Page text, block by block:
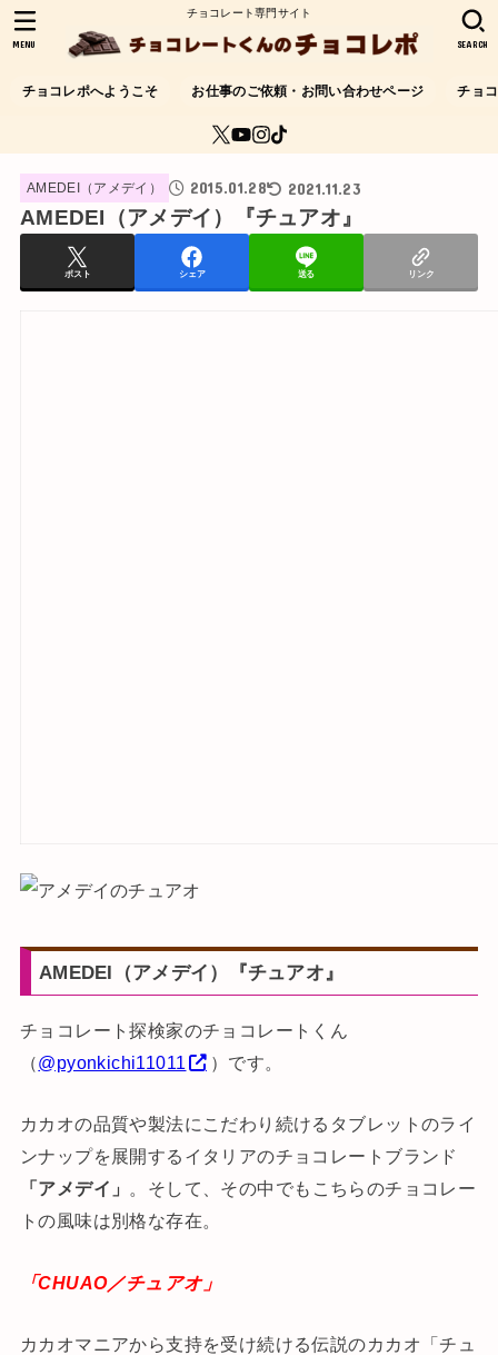
チョコレート専門サイト
チョコレポへようこそ お仕事のご依頼・お問い合わせページ チョ
SEARCH
MENU
AMEDEI（アメデイ） 2015.01.28 2021.11.23
AMEDEI（アメデイ）『チュアオ』
ポスト シェア 送る リンク
AMEDEI（アメデイ）『チュアオ』
チョコレート探検家のチョコレートくん
（@pyonkichi11011 ）です。
カカオの品質や製法にこだわり続けるタブレットのライ
ンナップを展開するイタリアのチョコレートブランド
「アメデイ」 。そして、その中でもこちらのチョコレー
トの風味は別格な存在。
「CHUAO／チュアオ」
カカオマニアから支持を受け続ける伝説のカカオ「チュ